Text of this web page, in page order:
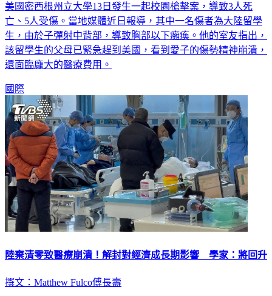
美國密西根州立大學13日發生一起校園槍擊案，導致3人死
亡、5人受傷。當地媒體近日報導，其中一名傷者為大陸留學
生，由於子彈射中背部，導致胸部以下癱瘓。他的室友指出，
該留學生的父母已緊急趕到美國，看到愛子的傷勢精神崩潰，
還面臨龐大的醫療費用。
國際
陸棄清零致醫療崩潰！解封對經濟成長期影響 學家：將回升
撰文：Matthew Fulco傅長壽